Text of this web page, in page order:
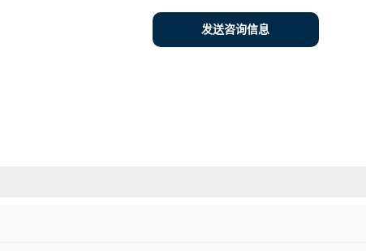
发送咨询信息